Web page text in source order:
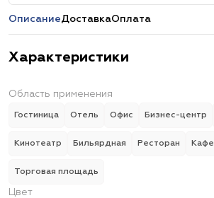
ОписаниеДоставкаОплата
Характеристики
Область применения
Гостиница Отель Офис Бизнес-центр
Кинотеатр Бильярдная Ресторан Кафе
Торговая площадь
Цвет